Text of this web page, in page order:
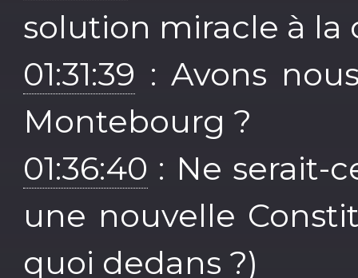
solution miracle à la
01:31:39 : Avons
Montebourg ?
01:36:40 : Ne serait-
une nouvelle
quoi dedans ?)